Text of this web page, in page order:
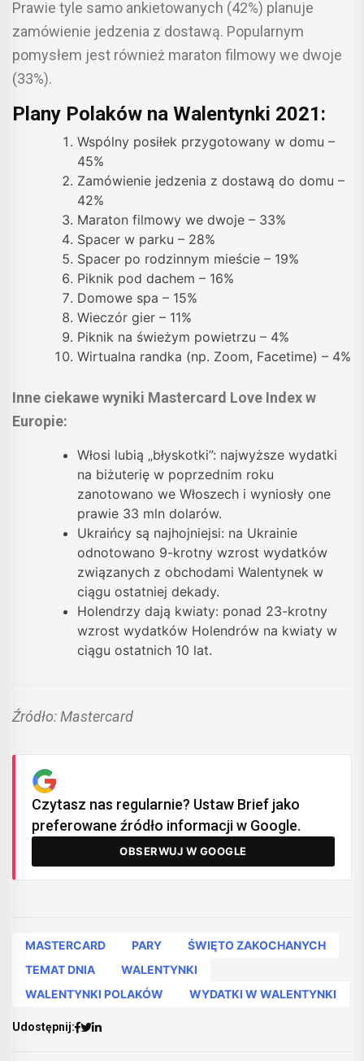
Prawie tyle samo ankietowanych (42%) planuje
zamówienie jedzenia z dostawą. Popularnym
pomysłem jest również maraton filmowy we dwoje
(33%).
Plany Polaków na Walentynki 2021:
Wspólny posiłek przygotowany w domu –
45%
Zamówienie jedzenia z dostawą do domu –
42%
Maraton filmowy we dwoje – 33%
Spacer w parku – 28%
Spacer po rodzinnym mieście – 19%
Piknik pod dachem – 16%
Domowe spa – 15%
Wieczór gier – 11%
Piknik na świeżym powietrzu – 4%
Wirtualna randka (np. Zoom, Facetime) – 4%
Inne ciekawe wyniki Mastercard Love Index w
Europie:
Włosi lubią „błyskotki”: najwyższe wydatki
na biżuterię w poprzednim roku
zanotowano we Włoszech i wyniosły one
prawie 33 mln dolarów.
Ukraińcy są najhojniejsi: na Ukrainie
odnotowano 9-krotny wzrost wydatków
związanych z obchodami Walentynek w
ciągu ostatniej dekady.
Holendrzy dają kwiaty: ponad 23-krotny
wzrost wydatków Holendrów na kwiaty w
ciągu ostatnich 10 lat.
Źródło: Mastercard
Czytasz nas regularnie? Ustaw Brief jako
preferowane źródło informacji w Google.
OBSERWUJ W GOOGLE
MASTERCARD PARY
ŚWIĘTO ZAKOCHANYCH
TEMAT DNIA
WALENTYNKI
WALENTYNKI POLAKÓW
WYDATKI W WALENTYNKI
Udostępnij: